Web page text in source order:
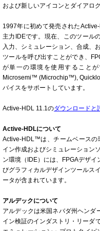
および新しいアイコンとダイアロ
1997年に初めて発売された
主力IDEです。現在、このツール
入力、シミュレーション、合成、
ツールを呼び出すことができ、
が単一の環境を使用すること
Microsemi™ (Microchip™),
バイスをサポートしています。
Active-HDL 11.1のダウンロードと
Active-HDLについて
Active-HDL™は、チームベースの
イン作成およびシミュレーション
ン環境（IDE）には、FPGAデザ
びグラフィカルデザインツールス
ータが含まれています。
アルデックについて
アルデックは米国ネバダ州ヘンダ
イン検証のインダストリ・リーダ